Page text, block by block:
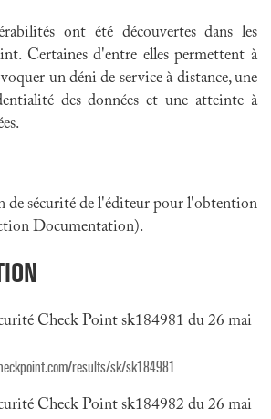
ont été découvertes dans les
Certaines d'entre elles permettent à
un déni de service à distance, une
des données et une atteinte à
de sécurité de l'éditeur pour l'obtention
Documentation).
Check Point sk184981 du 26 mai
results/sk/sk184981
Check Point sk184982 du 26 mai